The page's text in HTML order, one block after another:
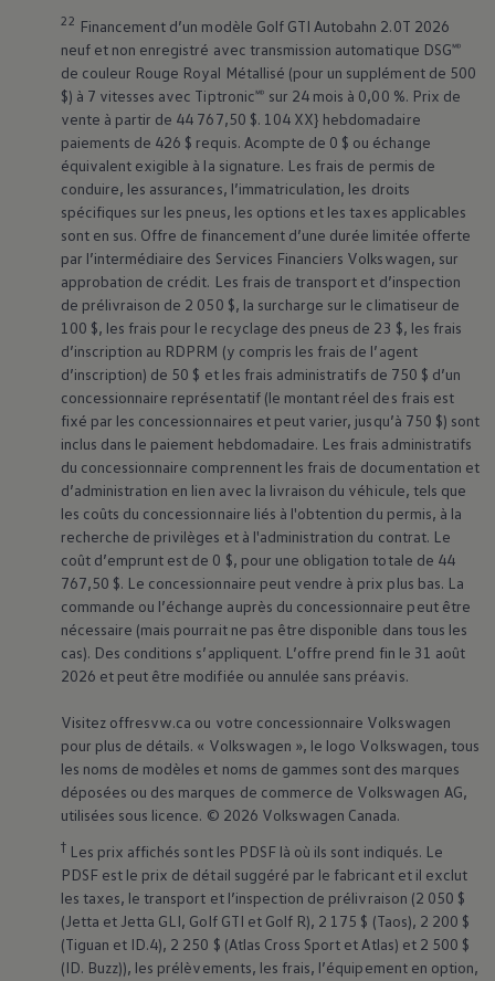
22 Financement d’un modèle Golf GTI Autobahn 2.0T 2026
neuf et non enregistré avec transmission automatique DSG🅫
de couleur Rouge Royal Métallisé (pour un supplément de 500
$) à 7 vitesses avec Tiptronic🅫 sur 24 mois à 0,00 %. Prix de
vente à partir de 44 767,50 $. 104 XX} hebdomadaire
paiements de 426 $ requis. Acompte de 0 $ ou échange
équivalent exigible à la signature. Les frais de permis de
conduire, les assurances, l’immatriculation, les droits
spécifiques sur les pneus, les options et les taxes applicables
sont en sus. Offre de financement d’une durée limitée offerte
par l’intermédiaire des Services Financiers Volkswagen, sur
approbation de crédit. Les frais de transport et d’inspection
de prélivraison de 2 050 $, la surcharge sur le climatiseur de
100 $, les frais pour le recyclage des pneus de 23 $, les frais
d’inscription au RDPRM (y compris les frais de l’agent
d’inscription) de 50 $ et les frais administratifs de 750 $ d’un
concessionnaire représentatif (le montant réel des frais est
fixé par les concessionnaires et peut varier, jusqu’à 750 $) sont
inclus dans le paiement hebdomadaire. Les frais administratifs
du concessionnaire comprennent les frais de documentation et
d’administration en lien avec la livraison du véhicule, tels que
les coûts du concessionnaire liés à l'obtention du permis, à la
recherche de privilèges et à l'administration du contrat. Le
coût d’emprunt est de 0 $, pour une obligation totale de 44
767,50 $. Le concessionnaire peut vendre à prix plus bas. La
commande ou l’échange auprès du concessionnaire peut être
nécessaire (mais pourrait ne pas être disponible dans tous les
cas). Des conditions s’appliquent. L’offre prend fin le 31 août
2026 et peut être modifiée ou annulée sans préavis.
Visitez offresvw.ca ou votre concessionnaire Volkswagen
pour plus de détails. « Volkswagen », le logo Volkswagen, tous
les noms de modèles et noms de gammes sont des marques
déposées ou des marques de commerce de Volkswagen AG,
utilisées sous licence. © 2026 Volkswagen Canada.
†Les prix affichés sont les PDSF là où ils sont indiqués. Le
PDSF est le prix de détail suggéré par le fabricant et il exclut
les taxes, le transport et l’inspection de prélivraison (2 050 $
(Jetta et Jetta GLI, Golf GTI et Golf R), 2 175 $ (Taos), 2 200 $
(Tiguan et ID.4), 2 250 $ (Atlas Cross Sport et Atlas) et 2 500 $
(ID. Buzz)), les prélèvements, les frais, l’équipement en option,